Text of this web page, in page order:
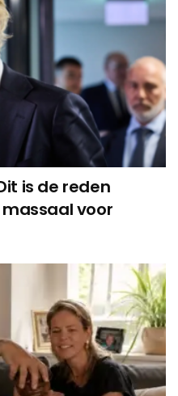
is de reden
voor